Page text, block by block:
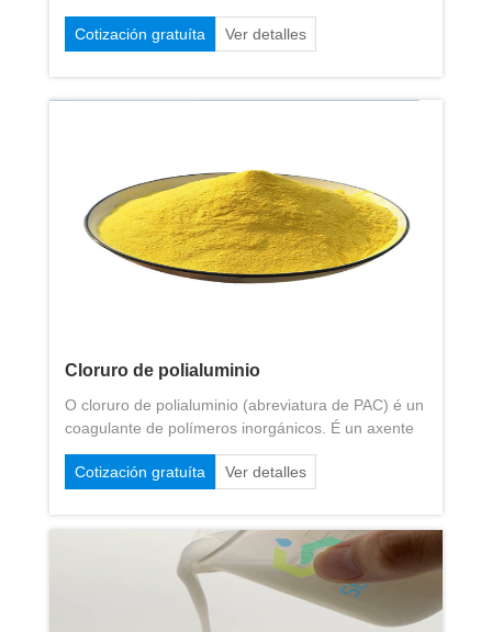
temperatura ambiente. Os produtos son cola
líquida, látex e partículas de po branco. ..
Cotización gratuíta Ver detalles
Cloruro de polialuminio
O cloruro de polialuminio (abreviatura de PAC) é un
coagulante de polímeros inorgánicos. É un axente
de tratamento de auga de polímero con alto peso
molecular e alta carga, que se produce polo efecto
Cotización gratuíta Ver detalles